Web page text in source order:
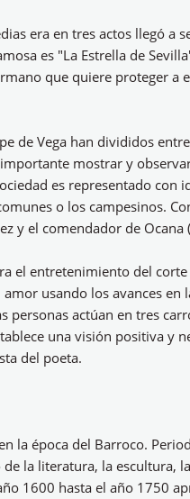
era en tres actos llegó a
es "La Estrella de
que quiere proteger a
de Vega han divididos
mostrar y
es representado con
o los campesinos.
y el comendador de
el entretenimiento del
usando los avances en
personas actúan en tres
una visión positiva y
del poeta.
la época del Barroco.
la literatura, la escultura,
1600 hasta el año 1750